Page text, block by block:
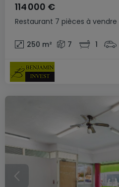
Restaurant 7 pièces à vendre
114 000 €
250 m² 7 1